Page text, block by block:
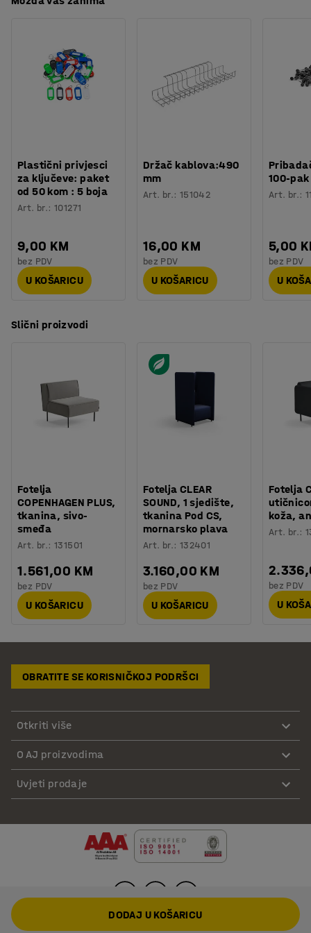
Plastični privjesci
za ključeve: paket
od 50 kom : 5 boja
Art. br.:101271
9,00 KM
bez PDV
U KOŠARICU
Držač kablova:490
mm
Art. br.: 151042
16,00 KM
bez PDV
U KOŠARICU
100-pak
Art. br.:
5,00
bez PDV
U
Slični proizvodi
Fotelja
COPENHAGEN PLUS,
tkanina, sivo-
smeđa
Art. br.:131501
1.561,00 KM
bez PDV
U KOŠARICU
Fotelja CLEAR
SOUND, 1 sjedište,
tkanina Pod CS,
mornarsko plava
Art. br.: 132401
3.160,00 KM
bez PDV
U KOŠARICU
Fotelja
koža,
Art. br.:
bez PDV
U
OBRATITE SE KORISNIČKOJ PODRŠCI
Otkriti više
O AJ proizvodima
Uvjeti prodaje
DODAJ U KOŠARICU